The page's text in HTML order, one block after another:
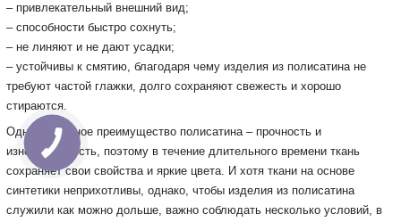
– привлекательный внешний вид;
– способности быстро сохнуть;
– не линяют и не дают усадки;
– устойчивы к смятию, благодаря чему изделия из полисатина не
требуют частой глажки, долго сохраняют свежесть и хорошо
стираются.
Однако главное преимущество полисатина – прочность и
износостойкость, поэтому в течение длительного времени ткань
сохраняет свои свойства и яркие цвета. И хотя ткани на основе
синтетики неприхотливы, однако, чтобы изделия из полисатина
служили как можно дольше, важно соблюдать несколько условий, в